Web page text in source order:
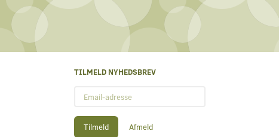
TILMELD NYHEDSBREV
adresse
Tilmeld Afmeld